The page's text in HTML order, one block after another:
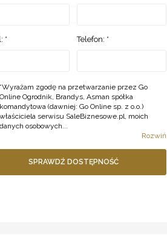
* Telefon: *
*Wyrażam zgodę na przetwarzanie przez Go
Online Ogrodnik, Brandys, Asman spółka
komandytowa (dawniej: Go Online sp. z o.o.)
właściciela serwisu SaleBiznesowe.pl, moich
danych osobowych...
Rozwiń
SPRAWDŹ DOSTĘPNOŚĆ